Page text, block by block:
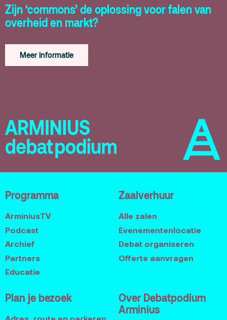
Zijn ‘commons’ de oplossing voor falen van
overheid en markt?
Meer informatie
Programma
ArminiusTV
Podcast
Archief
Partners
Educatie
Zaalverhuur
Alle zalen
Evenementenlocatie
Debat organiseren
Offerte aanvragen
Plan je bezoek
Over Debatpodium
Arminius